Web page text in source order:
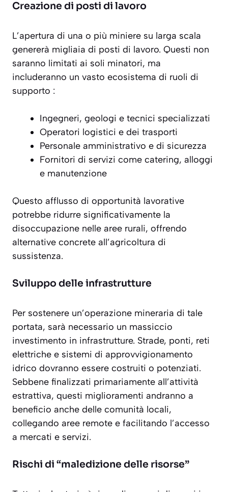
Creazione di posti di lavoro
L’apertura di una o più miniere su larga scala
genererà migliaia di posti di lavoro. Questi non
saranno limitati ai soli minatori, ma
includeranno un vasto ecosistema di ruoli di
supporto :
Ingegneri, geologi e tecnici specializzati
Operatori logistici e dei trasporti
Personale amministrativo e di sicurezza
Fornitori di servizi come catering, alloggi
e manutenzione
Questo afflusso di opportunità lavorative
potrebbe ridurre significativamente la
disoccupazione nelle aree rurali, offrendo
alternative concrete all’agricoltura di
sussistenza.
Sviluppo delle infrastrutture
Per sostenere un’operazione mineraria di tale
portata, sarà necessario un massiccio
investimento in infrastrutture. Strade, ponti, reti
elettriche e sistemi di approvvigionamento
idrico dovranno essere costruiti o potenziati.
Sebbene finalizzati primariamente all’attività
estrattiva, questi miglioramenti andranno a
beneficio anche delle comunità locali,
collegando aree remote e facilitando l’accesso
a mercati e servizi.
Rischi di “maledizione delle risorse”